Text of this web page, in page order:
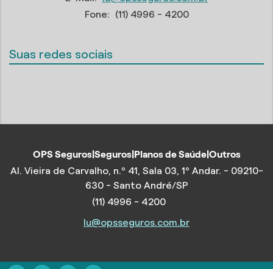
Fone:
(11) 4996 - 4200
Suas redes sociais
OPS Seguros|Seguros|Planos de Saúde|Outros
Al. Vieira de Carvalho, n.º 41, Sala 03, 1º Andar. - 09210-
630 - Santo André/SP
(11) 4996 - 4200
lu@opsseguros.com.br